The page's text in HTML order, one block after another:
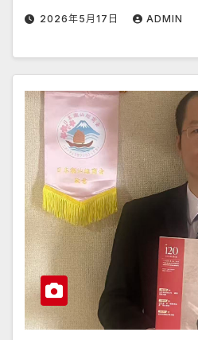
2026年5月17日 ADMIN